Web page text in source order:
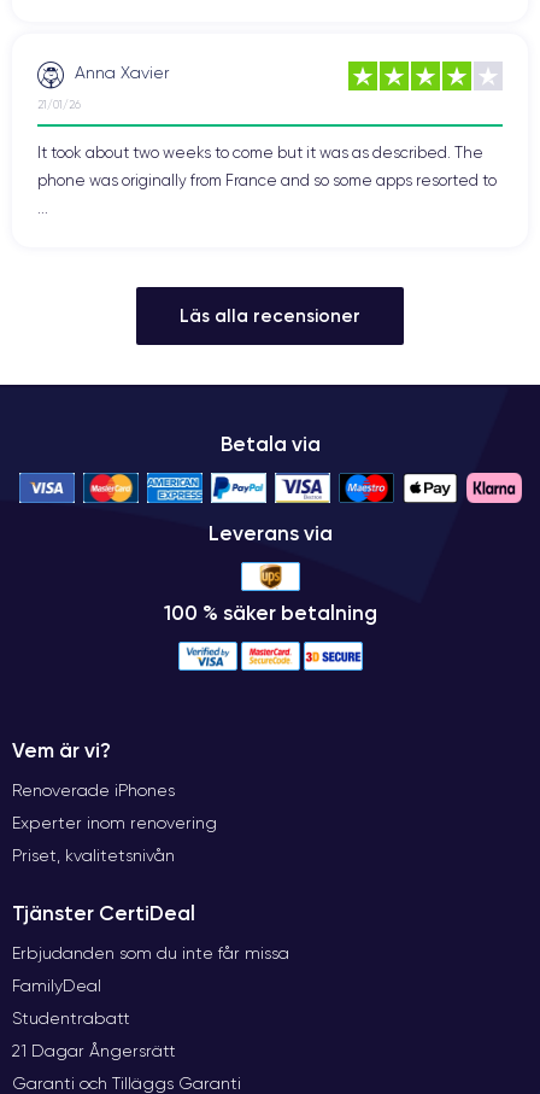
Anna Xavier
21/01/26
It took about two weeks to come but it was as described. The
phone was originally from France and so some apps resorted to
Läs alla recensioner
Betala via
Leverans via
100 % säker betalning
Vem är vi?
Renoverade iPhones
Experter inom renovering
Priset, kvalitetsnivån
Tjänster CertiDeal
Erbjudanden som du inte får missa
FamilyDeal
Studentrabatt
21 Dagar Ångersrätt
Garanti och Tilläggs Garanti